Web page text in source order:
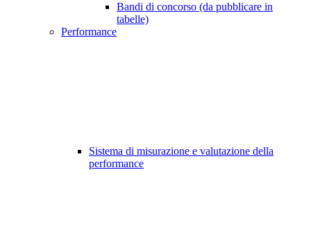
Bandi di concorso (da pubblicare in
tabelle)
Performance
Sistema di misurazione e valutazione della
performance